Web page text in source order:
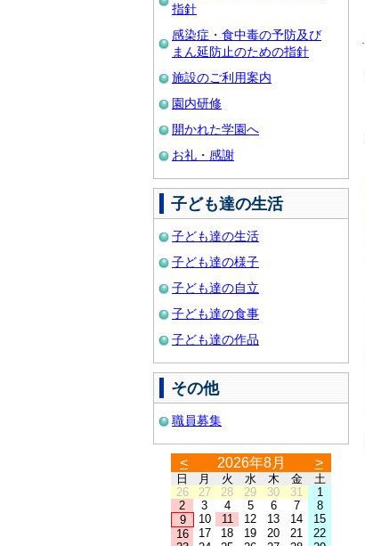
指針
感染症・食中毒の予防及び
まん延防止のための指針
施設のご利用案内
園内研修
開かれた学園へ
お礼・感謝
子ども達の生活
子ども達の生活
子ども達の様子
子ども達の自立
子ども達の食事
子ども達の作品
その他
職員募集
< 2026年8月 >
日 月 火 水 木 金
土
26
27 28 29 30 31
1
2
3 4 5 6 7
8
9
10 11 12 13 14
15
16
17 18 19 20 21
22